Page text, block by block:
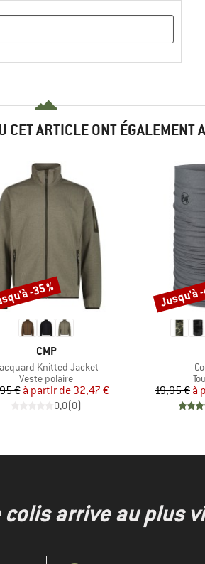
CET ARTICLE ONT ÉGALEMENT
MARQUE
CMP
Knitted Jacket
Product group
Veste polaire
Prix
€ Prix réduit
à partir de 32,47 €
0,0(0)
-35 %
19,95 € à
Remise
Jusqu'à
arrive au plus